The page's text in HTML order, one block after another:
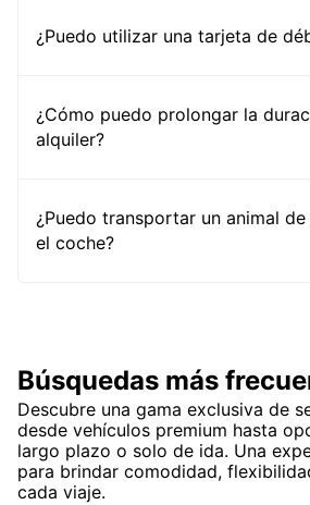
¿Puedo utilizar una tarjeta de
¿Cómo puedo prolongar la
alquiler?
¿Puedo transportar un animal
el coche?
Búsquedas más
Descubre una gama exclusiva de
desde vehículos premium hasta
largo plazo o solo de ida. Una
para brindar comodidad,
cada viaje.